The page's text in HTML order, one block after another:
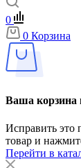
0
0 Корзина
Ваша корзина
Исправить это
товар и
Перейти в